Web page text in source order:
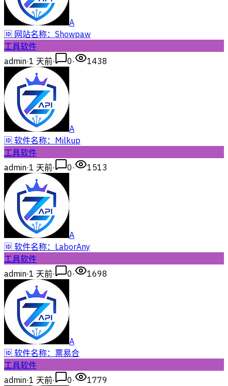
A
🆔 网站名称：Showpaw
工具软件
admin·1 天前· 0· 1438
A
🆔 软件名称：Milkup
工具软件
admin·1 天前· 0· 1513
A
🆔 软件名称：LaborAny
工具软件
admin·1 天前· 0· 1698
A
🆔 软件名称：票易合
工具软件
admin·1 天前· 0· 1779